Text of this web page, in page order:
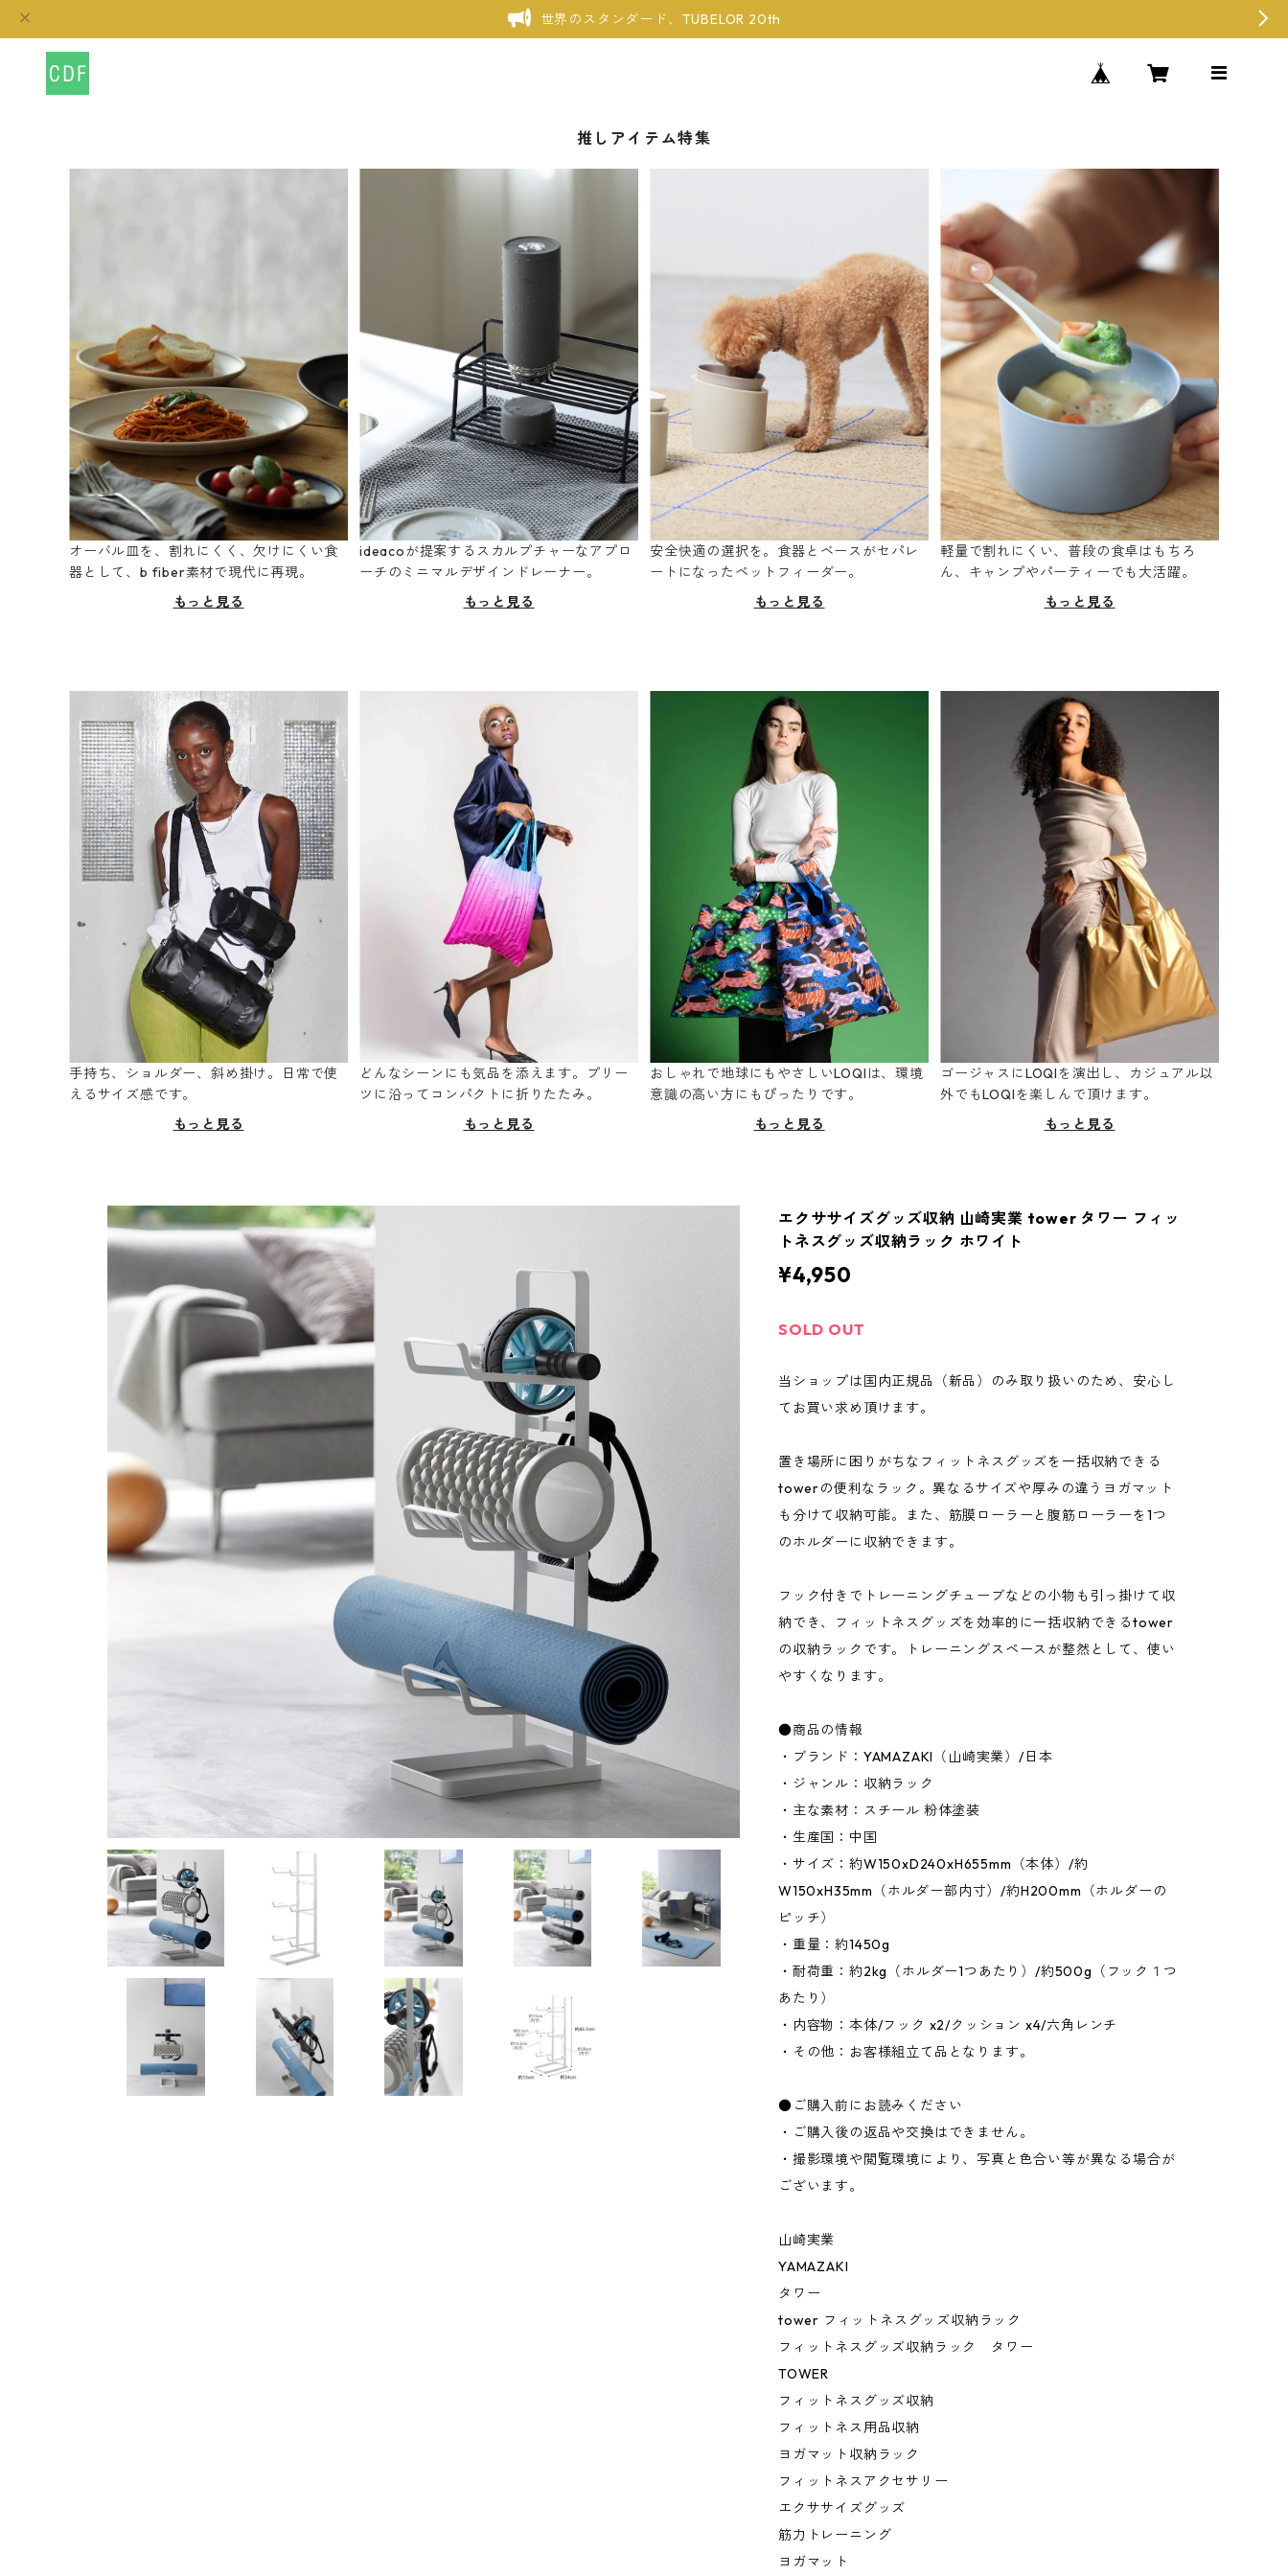
世界のスタンダード、TUBELOR 20th
推しアイテム特集
オーバル皿を、割れにくく、欠けにくい食
器として、b fiber素材で現代に再現。
もっと見る
ideacoが提案するスカルプチャーなアプロ
ーチのミニマルデザインドレーナー。
もっと見る
安全快適の選択を。食器とベースがセパレ
ートになったペットフィーダー。
もっと見る
軽量で割れにくい、普段の食卓はもちろ
ん、キャンプやパーティーでも大活躍。
もっと見る
手持ち、ショルダー、斜め掛け。日常で使
えるサイズ感です。
もっと見る
どんなシーンにも気品を添えます。プリー
ツに沿ってコンパクトに折りたたみ。
もっと見る
おしゃれで地球にもやさしいLOQIは、環境
意識の高い方にもぴったりです。
もっと見る
ゴージャスにLOQIを演出し、カジュアル以
外でもLOQIを楽しんで頂けます。
もっと見る
エクササイズグッズ収納 山崎実業 tower タワー フィッ
トネスグッズ収納ラック ホワイト
¥4,950
SOLD OUT
当ショップは国内正規品（新品）のみ取り扱いのため、安心し
てお買い求め頂けます。
置き場所に困りがちなフィットネスグッズを一括収納できる
towerの便利なラック。異なるサイズや厚みの違うヨガマット
も分けて収納可能。また、筋膜ローラーと腹筋ローラーを1つ
のホルダーに収納できます。
フック付きでトレーニングチューブなどの小物も引っ掛けて収
納でき、フィットネスグッズを効率的に一括収納できるtower
の収納ラックです。トレーニングスペースが整然として、使い
やすくなります。
●商品の情報
・ブランド：YAMAZAKI（山崎実業）/日本
・ジャンル：収納ラック
・主な素材：スチール 粉体塗装
・生産国：中国
・サイズ：約W150xD240xH655mm（本体）/約
W150xH35mm（ホルダー部内寸）/約H200mm（ホルダーの
ピッチ）
・重量：約1450g
・耐荷重：約2kg（ホルダー1つあたり）/約500g（フック１つ
あたり）
・内容物：本体/フック x2/クッション x4/六角レンチ
・その他：お客様組立て品となります。
●ご購入前にお読みください
・ご購入後の返品や交換はできません。
・撮影環境や閲覧環境により、写真と色合い等が異なる場合が
ございます。
山崎実業
YAMAZAKI
タワー
tower フィットネスグッズ収納ラック
フィットネスグッズ収納ラック タワー
TOWER
フィットネスグッズ収納
フィットネス用品収納
ヨガマット収納ラック
フィットネスアクセサリー
エクササイズグッズ
筋力トレーニング
ヨガマット